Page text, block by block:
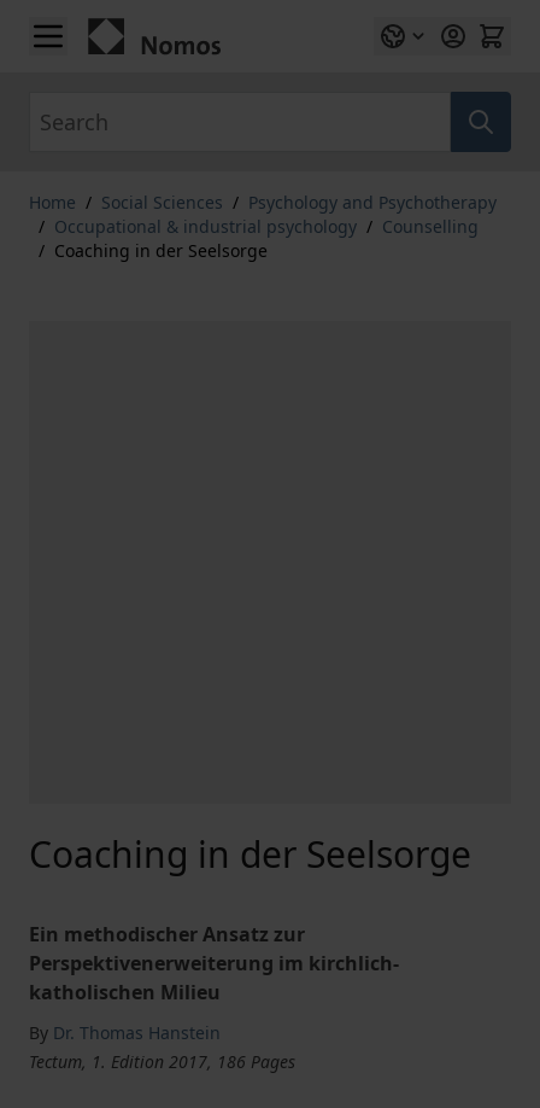
Skip to Content
Home / Social Sciences / Psychology and Psychotherapy
/ Occupational & industrial psychology / Counselling
/ Coaching in der Seelsorge
Coaching in der Seelsorge
Ein methodischer Ansatz zur
Perspektivenerweiterung im kirchlich-
katholischen Milieu
By Dr. Thomas Hanstein
Tectum, 1. Edition 2017, 186 Pages